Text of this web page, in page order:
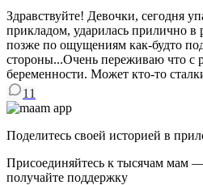
Здравствуйте! Девочки, сегодня
прикладом, ударилась прилично
позже по ощущениям как-будто
стороны...Очень переживаю что с
беременности. Может кто-то
11
Поделитесь своей историей в
Присоединяйтесь к тысячам мам
получайте поддержку